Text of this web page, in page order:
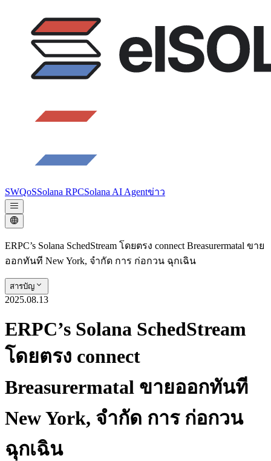
SWQoSSolana RPCSolana AI Agentข่าว
ERPC’s Solana SchedStream โดยตรง connect Breasurermatal ขาย
ออกทันที New York, จํากัด การ ก่อกวน ฉุกเฉิน
สารบัญ
2025.08.13
ERPC’s Solana SchedStream
โดยตรง connect
Breasurermatal ขายออกทันที
New York, จํากัด การ ก่อกวน
ฉุกเฉิน